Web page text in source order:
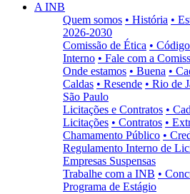
A INB
Quem somos • História •
2026-2030
Comissão de Ética •
Interno • Fale com a
Onde estamos • Buena •
Caldas • Resende • Rio de
São Paulo
Licitações e Contratos •
Licitações • Contratos •
Chamamento Público •
Regulamento Interno de
Empresas Suspensas
Trabalhe com a INB •
Programa de Estágio